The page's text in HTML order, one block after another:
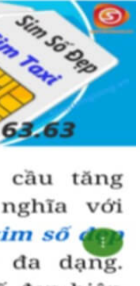
trên thị trường vì các
chắc chắn sẽ muốn sở
để dành
đầu số trên và
Sim Năm Sinh